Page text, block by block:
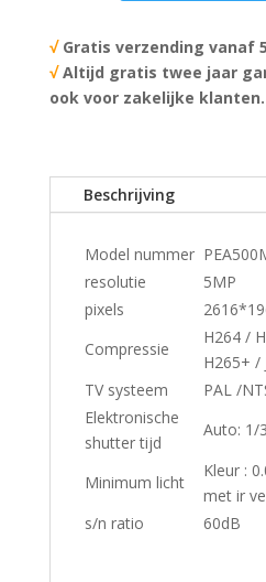
√ Gratis verzending vanaf
√Altijd gratis twee jaar
ook voor zakelijke klanten.
Beschrijving
Model nummer
resolutie
5MP
pixels
Compressie
H264 /
H265+ /
TV systeem
PAL /
Elektronische
shutter tijd
Auto: 1/
Minimum licht
Kleur :
met ir
s/n ratio
60dB